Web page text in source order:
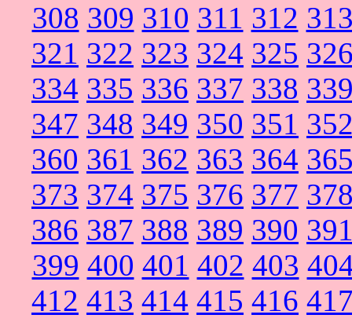
308 309 310 311 312
321 322 323 324 325
334 335 336 337 338
347 348 349 350 351
360 361 362 363 364
373 374 375 376 377
386 387 388 389 390
399 400 401 402 403
412 413 414 415 416